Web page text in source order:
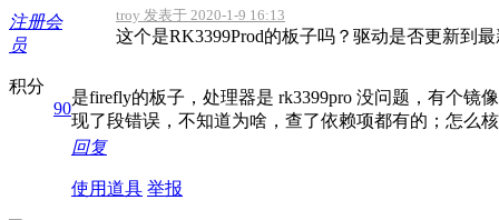
注册会
员
积分
90
troy 发表于 2020-1-9 16:13
这个是RK3399Prod的板子吗？驱动是否更新到
是firefly的板子，处理器是 rk3399pro 没问题，有个镜
现了段错误，不知道为啥，查了依赖项都有的；怎么
回复
使用道具 举报